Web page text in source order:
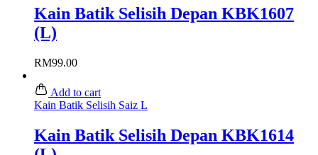
Kain Batik Selisih Depan KBK1607
(L)
RM99.00
Add to cart
Kain Batik Selisih Saiz L
Kain Batik Selisih Depan KBK1614